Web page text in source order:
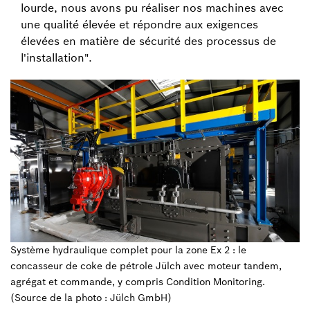
lourde, nous avons pu réaliser nos machines avec
une qualité élevée et répondre aux exigences
élevées en matière de sécurité des processus de
l'installation".
Système hydraulique complet pour la zone Ex 2 : le
concasseur de coke de pétrole Jülch avec moteur tandem,
agrégat et commande, y compris Condition Monitoring.
(Source de la photo : Jülch GmbH)